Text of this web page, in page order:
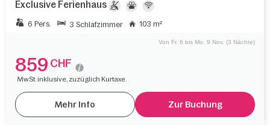
Exclusive Ferienhaus
6 Pers. 3 Schlafzimmer 103 m²
Von Fr. 6 bis Mo. 9 Nov. (3 Nächte)
859 CHF
MwSt. inklusive, zuzüglich Kurtaxe.
Mehr Info Zur Buchung